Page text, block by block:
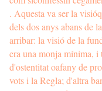
. Aquesta va ser la
dels dos anys abans de
arribar: la visió de la
era una monja mínima, i
d'ostentitat oafany de
vots i la Regla; d'altra